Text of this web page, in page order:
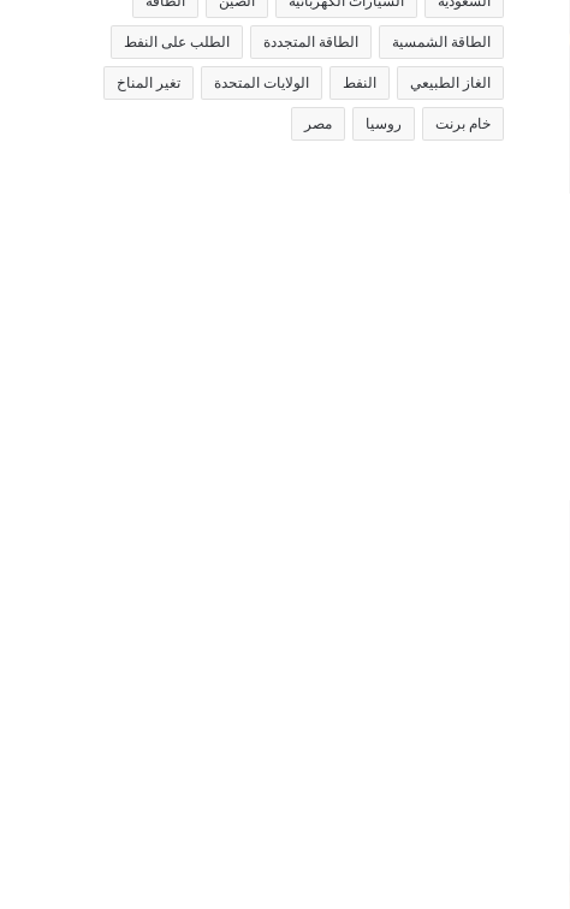
الطاقة الشمسية الطاقة المتجددة الطلب على النفط
الغاز الطبيعي النفط الولايات المتحدة تغير المناخ
خام برنت روسيا مصر